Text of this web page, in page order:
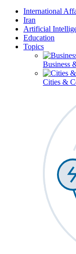
International
Iran
Artificial
Education
Topics
Business
Cities &